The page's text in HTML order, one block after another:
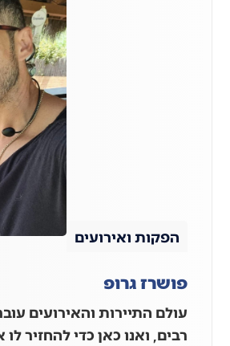
הפקות ואירועים
פושרז גרופ
עולם התיירות והאירועים
רבים, ואנו כאן כדי להחזיר